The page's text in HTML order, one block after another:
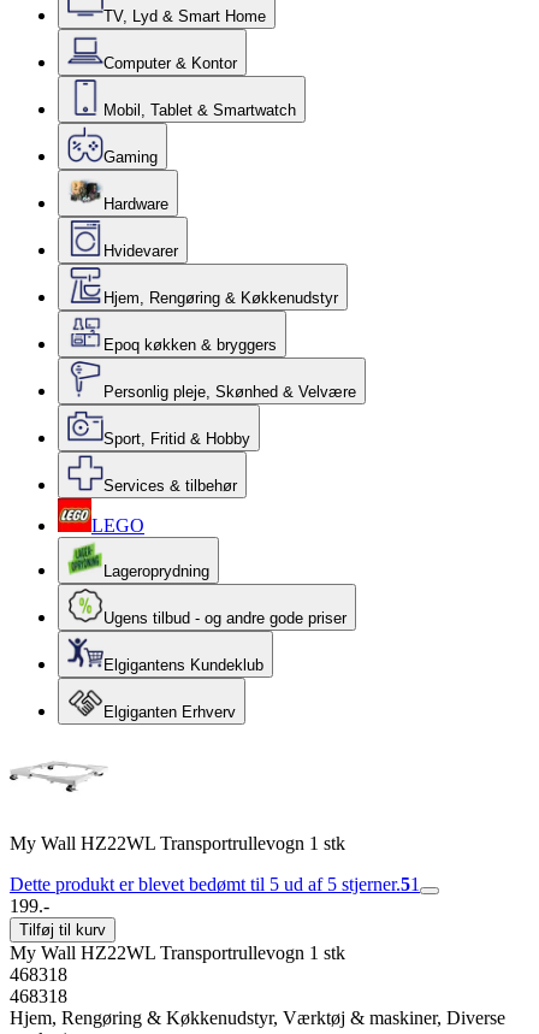
TV, Lyd & Smart Home
Computer & Kontor
Mobil, Tablet & Smartwatch
Gaming
Hardware
Hvidevarer
Hjem, Rengøring & Køkkenudstyr
Epoq køkken & bryggers
Personlig pleje, Skønhed & Velvære
Sport, Fritid & Hobby
Services & tilbehør
LEGO
Lageroprydning
Ugens tilbud - og andre gode priser
Elgigantens Kundeklub
Elgiganten Erhverv
My Wall HZ22WL Transportrullevogn 1 stk
Dette produkt er blevet bedømt til 5 ud af 5 stjerner.51
199.-
Tilføj til kurv
My Wall HZ22WL Transportrullevogn 1 stk
468318
468318
Hjem, Rengøring & Køkkenudstyr, Værktøj & maskiner, Diverse